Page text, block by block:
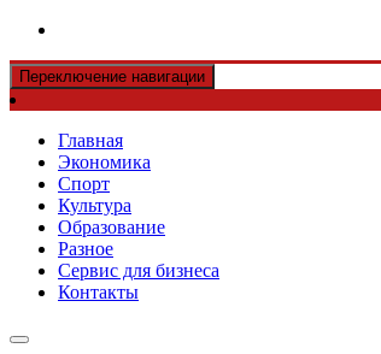
Переключение навигации
Главная
Экономика
Спорт
Культура
Образование
Разное
Сервис для бизнеса
Контакты